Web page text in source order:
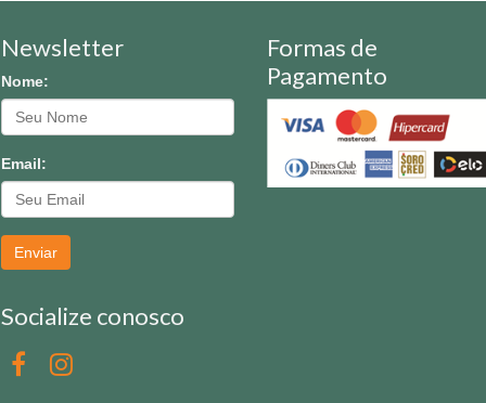
Newsletter
Nome:
Email:
Enviar
Socialize conosco
Formas de
Pagamento